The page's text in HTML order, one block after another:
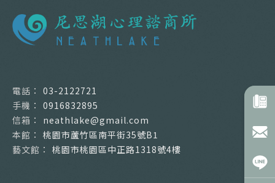
03-2122721
0916832895
neathlake@gmail.com
桃園市蘆竹區南平街35號B1
桃園市桃園區中正路1318號4樓